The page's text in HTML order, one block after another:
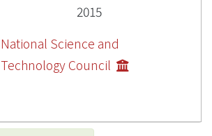
2015
National Science and
Technology Council